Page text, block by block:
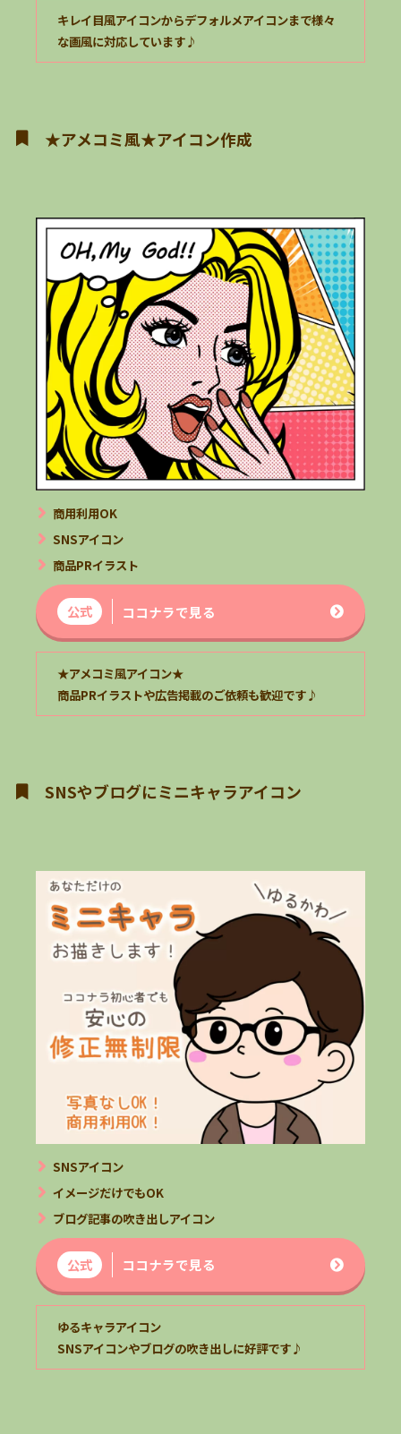
キレイ目風アイコンからデフォルメアイコンまで様々
な画風に対応しています♪
★アメコミ風★アイコン作成
商用利用OK
SNSアイコン
商品PRイラスト
公式 ココナラで見る
★アメコミ風アイコン★
商品PRイラストや広告掲載のご依頼も歓迎です♪
SNSやブログにミニキャラアイコン
SNSアイコン
イメージだけでもOK
ブログ記事の吹き出しアイコン
公式 ココナラで見る
ゆるキャラアイコン
SNSアイコンやブログの吹き出しに好評です♪